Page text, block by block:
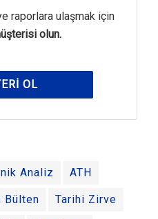
raporlara ulaşmak için
olun.
OL
Analiz ATH
Bülten Tarihi Zirve